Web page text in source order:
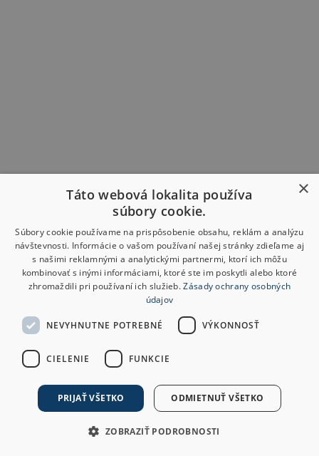
×
Táto webová lokalita používa
súbory cookie.
Súbory cookie používame na prispôsobenie obsahu, reklám a analýzu
návštevnosti. Informácie o vašom používaní našej stránky zdieľame aj
s našimi reklamnými a analytickými partnermi, ktorí ich môžu
kombinovať s inými informáciami, ktoré ste im poskytli alebo ktoré
zhromaždili pri používaní ich služieb.Zásady ochrany osobných
údajov
NEVYHNUTNE POTREBNÉ VÝKONNOSŤ
CIELENIE FUNKCIE
PRIJAŤ VŠETKO ODMIETNUŤ VŠETKO
ZOBRAZIŤ PODROBNOSTI